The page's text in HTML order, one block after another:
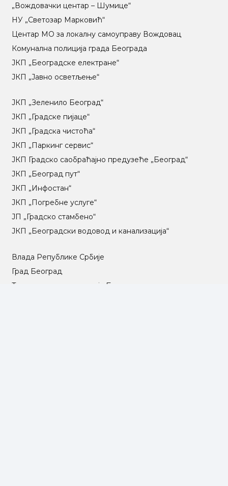
„Вождовачки центар – Шумице“
НУ „Светозар Марковић“
Центар МO за локалну самоуправу Вождовац
Комунална полиција града Београда
ЈКП „Београдске електране“
ЈКП „Јавно осветљење“
ЈКП „Зеленило Београд“
ЈКП „Градске пијаце“
ЈКП „Градска чистоћа“
ЈКП „Паркинг сервис“
ЈКП Градско саобраћајно предузеће „Београд“
ЈКП „Београд пут“
ЈКП „Инфостан“
ЈКП „Погребне услуге“
ЈП „Градско стамбено“
ЈКП „Београдски водовод и канализација“
Влада Републике Србије
Град Београд
Туристичка организација Београда